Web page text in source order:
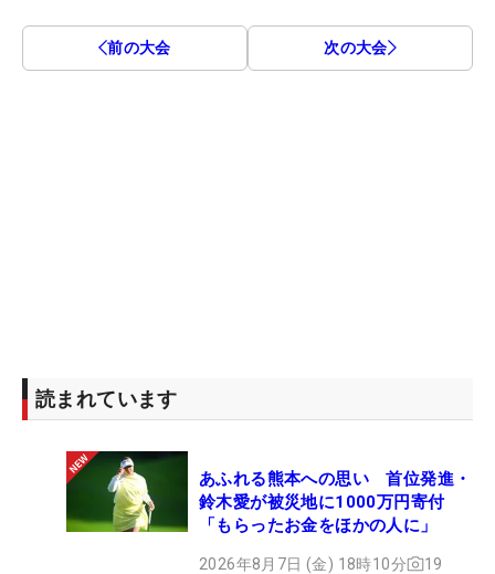
前の大会 次の大会
読まれています
あふれる熊本への思い 首位発進・
鈴木愛が被災地に1000万円寄付
「もらったお金をほかの人に」
2026年8月7日 (金) 18時10分 19